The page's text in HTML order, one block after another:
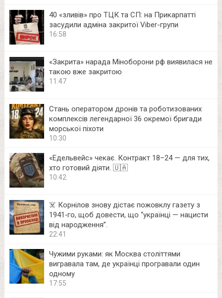
40 «зливів» про ТЦК та СП: на Прикарпатті
засудили адміна закритої Viber-групи
16:58
«Закрита» нарада Міноборони рф виявилася не
такою вже закритою
11:47
Стань оператором дронів та роботизованих
комплексів легендарної 36 окремої бригади
морської піхоти
10:30
«Едельвейс» чекає. Контракт 18–24 — для тих,
хто готовий діяти. 🇺🇦
10:42
☠️ Корнілов знову дістає пожовклу газету з
1941‑го, щоб довести, що “українці — нацисти
від народження”.
22:41
Чужими руками: як Москва століттями
вигравала там, де українці програвали один
одному
17:55